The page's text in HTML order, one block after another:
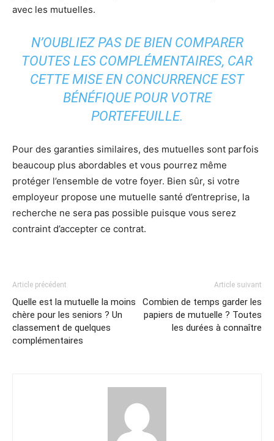
avec les mutuelles.
N’OUBLIEZ PAS DE BIEN COMPARER
TOUTES LES COMPLÉMENTAIRES, CAR
CETTE MISE EN CONCURRENCE EST
BÉNÉFIQUE POUR VOTRE
PORTEFEUILLE.
Pour des garanties similaires, des mutuelles sont parfois
beaucoup plus abordables et vous pourrez même
protéger l’ensemble de votre foyer. Bien sûr, si votre
employeur propose une mutuelle santé d’entreprise, la
recherche ne sera pas possible puisque vous serez
contraint d’accepter ce contrat.
Article précédent
Quelle est la mutuelle la moins
chère pour les seniors ? Un
classement de quelques
complémentaires
Article suivant
Combien de temps garder les
papiers de mutuelle ? Toutes
les durées à connaître